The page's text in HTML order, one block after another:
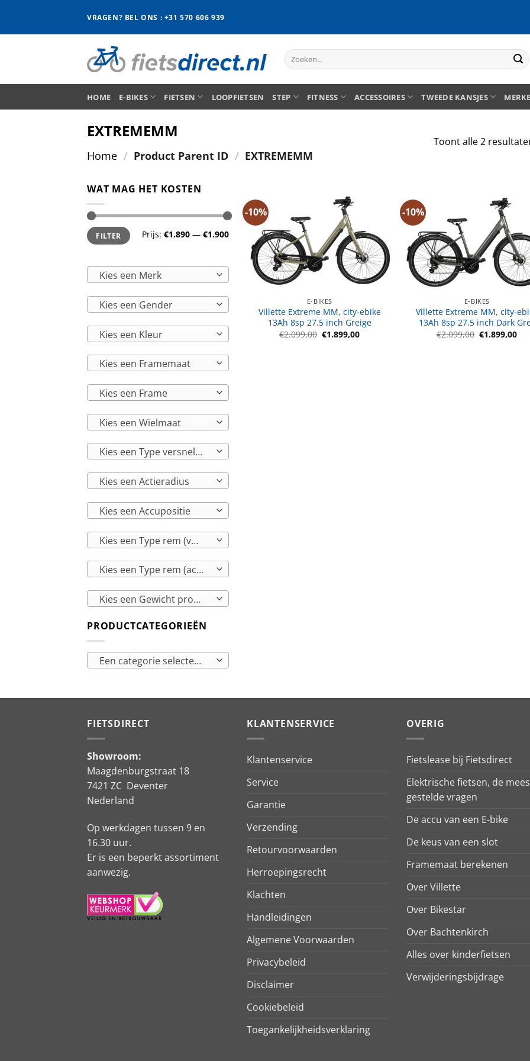
inhoud
VRAGEN? BEL ONS : +31 570 606 939
Zoeken
naar:
HOME E-BIKES FIETSEN LOOPFIETSEN STEP FITNESS ACCESSOIRES TWEEDE KANSJES
EXTREMEMM
Home / Product Parent ID / EXTREMEMM
Toont alle 2
WAT MAG HET KOSTEN
Min.
prijs
Max.
prijsFILTER Prijs: €1.890 — €1.900
Kies een Merk
Kies een Gender
Kies een Kleur
Kies een Framemaat
Kies een Frame
Kies een Wielmaat
Kies een Type versnelling
Kies een Actieradius
Kies een Accupositie
Kies een Type rem (voor)
Kies een Type rem (achter)
Kies een Gewicht product
PRODUCTCATEGORIEËN
Een categorie selecteren
-10%
E-BIKES
Villette Extreme MM, city-ebike
13Ah 8sp 27.5 inch Greige
€2.099,00 Oorspronkelijke
€1.899,00Huidige
-10%
E-BIKES
Villette Extreme MM, city-
13Ah 8sp 27.5 inch Dark
€2.099,00 €1.899,00
FIETSDIRECT
Showroom:
Maagdenburgstraat 18
7421 ZC Deventer
Nederland
Op werkdagen tussen 9 en
16.30 uur.
Er is een beperkt assortiment
aanwezig.
KLANTENSERVICE
Klantenservice
Service
Garantie
Verzending
Retourvoorwaarden
Herroepingsrecht
Klachten
Handleidingen
Algemene Voorwaarden
Privacybeleid
Disclaimer
Cookiebeleid
Toegankelijkheidsverklaring
OVERIG
Fietslease bij Fietsdirect
Elektrische fietsen, de
gestelde vragen
De accu van een E-bike
De keus van een slot
Framemaat berekenen
Over Villette
Over Bikestar
Over Bachtenkirch
Alles over kinderfietsen
Verwijderingsbijdrage